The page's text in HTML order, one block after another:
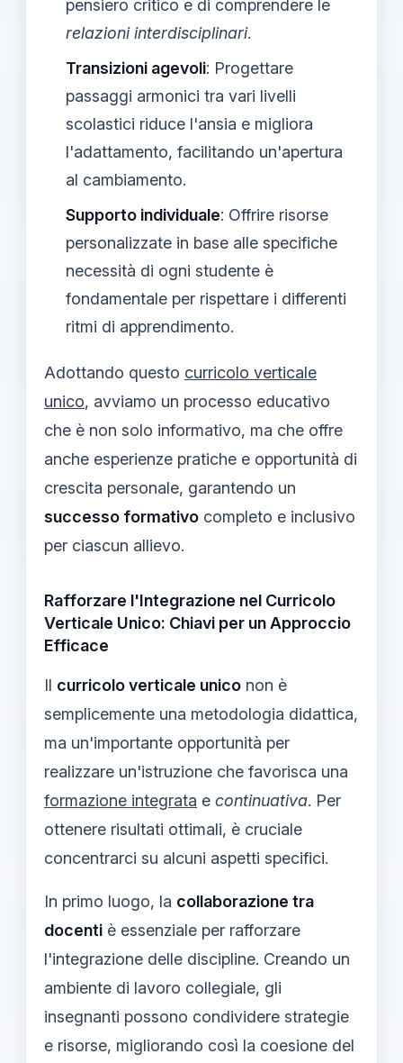
pensiero critico e di comprendere le
relazioni interdisciplinari.
Transizioni agevoli: Progettare
passaggi armonici tra vari livelli
scolastici riduce l'ansia e migliora
l'adattamento, facilitando un'apertura
al cambiamento.
Supporto individuale: Offrire risorse
personalizzate in base alle specifiche
necessità di ogni studente è
fondamentale per rispettare i differenti
ritmi di apprendimento.
Adottando questo curricolo verticale
unico, avviamo un processo educativo
che è non solo informativo, ma che offre
anche esperienze pratiche e opportunità di
crescita personale, garantendo un
successo formativo completo e inclusivo
per ciascun allievo.
Rafforzare l'Integrazione nel Curricolo
Verticale Unico: Chiavi per un Approccio
Efficace
Il curricolo verticale unico non è
semplicemente una metodologia didattica,
ma un'importante opportunità per
realizzare un'istruzione che favorisca una
formazione integrata e continuativa. Per
ottenere risultati ottimali, è cruciale
concentrarci su alcuni aspetti specifici.
In primo luogo, la collaborazione tra
docenti è essenziale per rafforzare
l'integrazione delle discipline. Creando un
ambiente di lavoro collegiale, gli
insegnanti possono condividere strategie
e risorse, migliorando così la coesione del